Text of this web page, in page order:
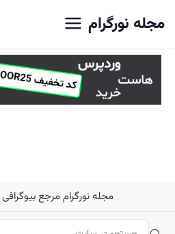
مجله نورگرام
مجله نورگرام مرجع